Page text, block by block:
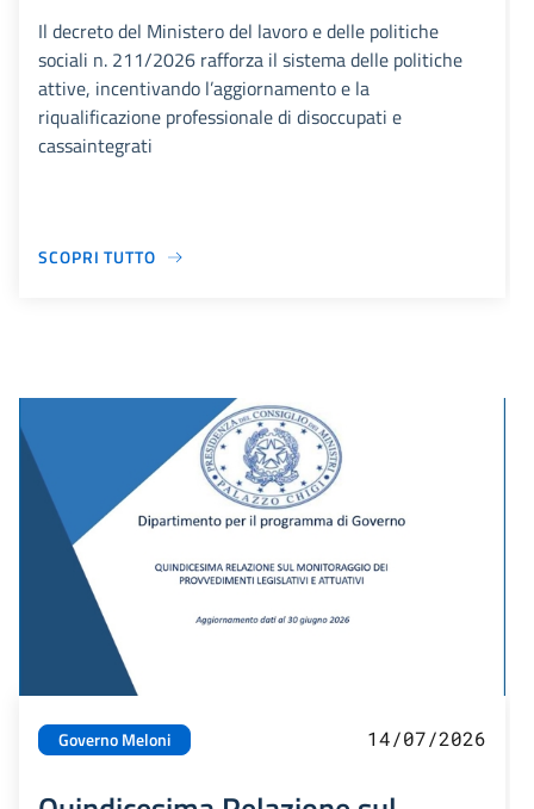
Il decreto del Ministero del lavoro e delle politiche
sociali n. 211/2026 rafforza il sistema delle politiche
attive, incentivando l’aggiornamento e la
riqualificazione professionale di disoccupati e
cassaintegrati
SCOPRI TUTTO
Governo Meloni 14/07/2026